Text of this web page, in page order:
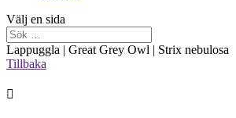
Välj en sida
Lappuggla | Great Grey Owl | Strix nebulosa
Tillbaka
